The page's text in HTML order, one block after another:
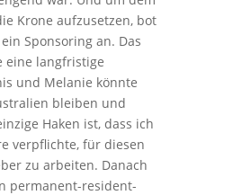
Krone aufzusetzen, bot
Sponsoring an. Das
eine langfristige
und Melanie könnte
bleiben und
Haken ist, dass ich
verpflichte, für diesen
zu arbeiten. Danach
permanent-resident-